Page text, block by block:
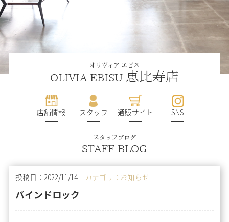
オリヴィア エビス
OLIVIA EBISU 恵比寿店
店舗情報 スタッフ 通販サイト SNS
スタッフブログ
STAFF BLOG
投稿日：2022/11/14｜ カテゴリ：お知らせ
バインドロック